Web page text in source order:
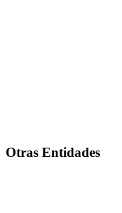
Otras Entidades